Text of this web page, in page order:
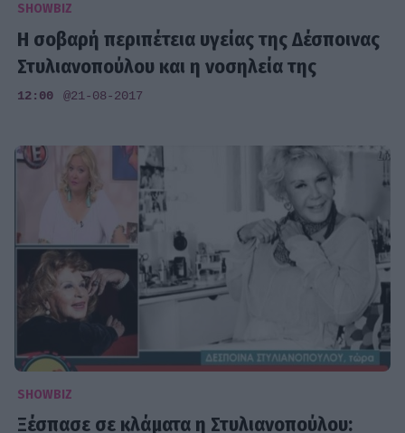
SHOWBIZ
Η σοβαρή περιπέτεια υγείας της Δέσποινας
Στυλιανοπούλου και η νοσηλεία της
12:00 @21-08-2017
SHOWBIZ
Ξέσπασε σε κλάματα η Στυλιανοπούλου: